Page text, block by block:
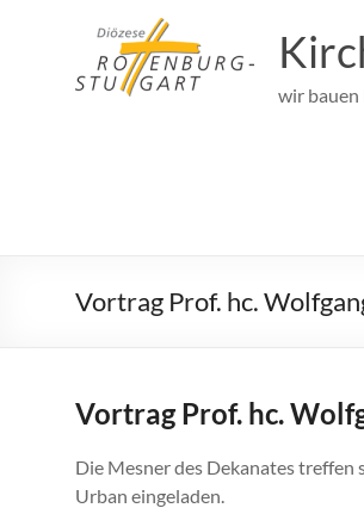
wir
Vortrag Prof. hc.
Vortrag Prof. hc.
Die Mesner des Dekanates treffen
Urban eingeladen.